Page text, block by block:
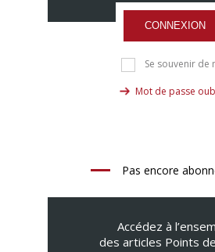
CONNEXION
Se souvenir de
Mot de passe
Pas encore
Accédez à
des articles Points